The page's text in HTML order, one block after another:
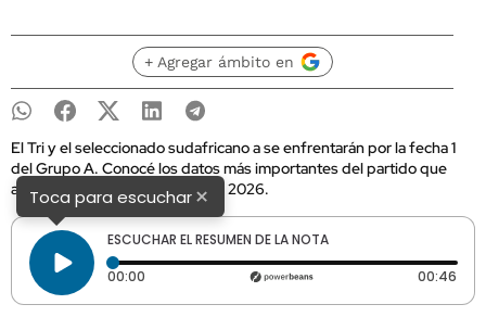
+ Agregar ámbito en
El Tri y el seleccionado sudafricano a se enfrentarán por la fecha 1
del Grupo A. Conocé los datos más importantes del partido que
abre la Copa Mundial de la FIFA 2026.
Toca para escuchar×
ESCUCHAR EL RESUMEN DE LA NOTA
00:00 Tiempo transcurrido: 0 segundos 00:46